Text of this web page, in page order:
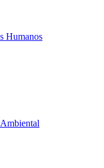
Humanos